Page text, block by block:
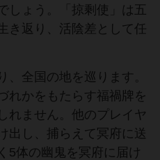
しょう。「掠剩使」は五
き返り、活陰差として任
、全国の地を巡ります。
れかをもたらす福禍牌を
れません。他のプレイヤ
出し、捕らえて冥府に送
5体の幽鬼を冥府に届け